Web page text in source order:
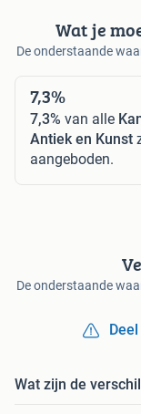
Wat je
De onderstaande
7,3%
7,3% van alle
Antiek en Kunst
aangeboden.
De onderstaande
Wat zijn de